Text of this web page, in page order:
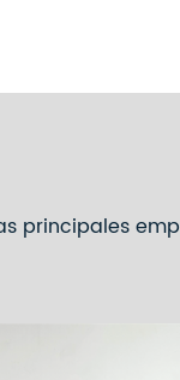
principales